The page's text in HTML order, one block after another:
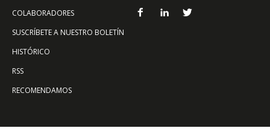
COLABORADORES
SUSCRÍBETE A NUESTRO BOLETÍN
HISTÓRICO
RSS
RECOMENDAMOS